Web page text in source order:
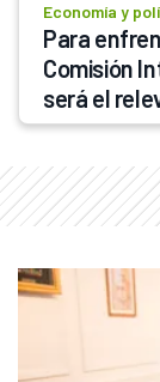
Economía y
Para
Comisión
será el